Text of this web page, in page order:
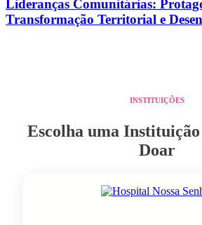
Lideranças Comunitárias:
Transformação Territorial e
INSTITUIÇÕES
Escolha uma
Doar